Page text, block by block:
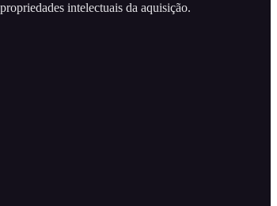
intelectuais da aquisição.